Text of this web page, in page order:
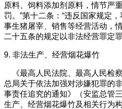
原料、饲料添加剂原料，情节严
罚。”第十二条：“违反国家规定
事生猪屠宰、销售等经营活动，
二十五条的规定以非法经营罪定
9. 非法生产、经营烟花爆竹
《最高人民法院、最高人民检
总局关于依法加强对涉嫌犯罪的
事责任追究的通知》（安监总管
生产、经营烟花爆竹及相关行为